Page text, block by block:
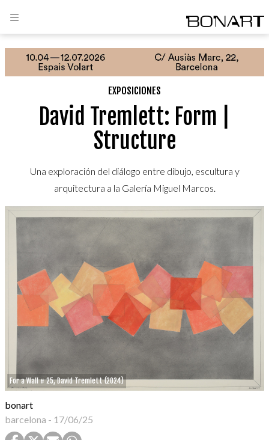
EXPOSICIONES
David Tremlett: Form |
Structure
Una exploración del diálogo entre dibujo, escultura y
arquitectura a la Galería Miguel Marcos.
For a Wall # 25, David Tremlett (2024)
bonart
barcelona - 17/06/25